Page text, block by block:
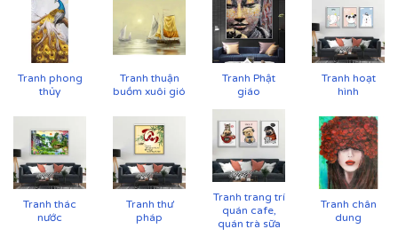
Tranh phong
thủy
Tranh thuận
buồm xuôi gió
Tranh Phật
giáo
Tranh hoạt
hình
Tranh thác
nước
Tranh thư
pháp
Tranh trang trí
quán cafe,
quán trà sữa
Tranh chân
dung